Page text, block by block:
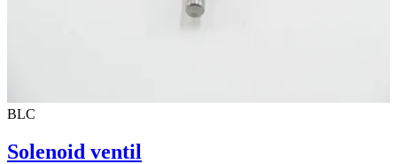
BLC
Solenoid ventil